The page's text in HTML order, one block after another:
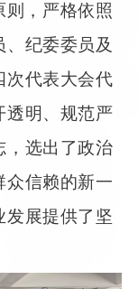
，严格依照
纪委委员及
次代表大会代
透明、规范严
，选出了政治
众信赖的新一
发展提供了坚